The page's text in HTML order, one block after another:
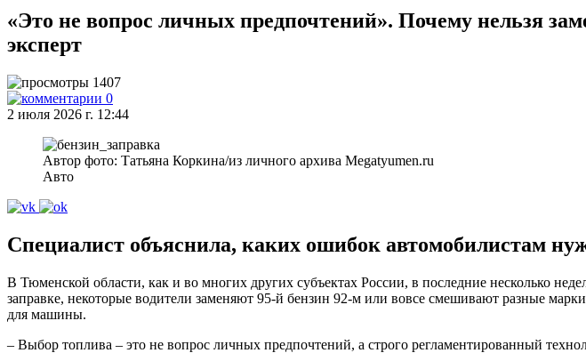
«Это не вопрос личных предпочтений». Почему нельзя
эксперт
1407
0
2 июля 2026 г. 12:44
Автор фото: Татьяна Коркина/из личного архива Megatyumen.ru
Авто
Специалист объяснила, каких ошибок автомобилистам
В Тюменской области, как и во многих других субъектах России, в последние несколько
заправке, некоторые водители заменяют 95-й бензин 92-м или вовсе смешивают разные
для машины.
– Выбор топлива – это не вопрос личных предпочтений, а строго регламентированный